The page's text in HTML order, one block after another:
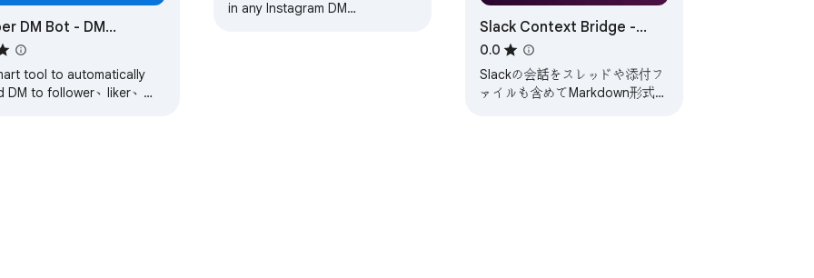
DM Bot - DM
Bot for IG
tool to automatically
DM to follower、liker、
in any Instagram DM
Slack Context Bridge -
Slack会話エクスポート
0.0
Slackの会話をスレッドや添付フ
ァイルも含めてMarkdown形式で